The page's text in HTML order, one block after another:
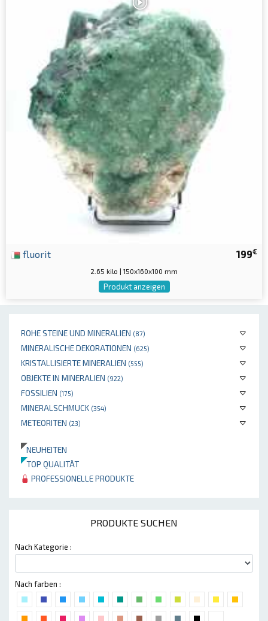
ROHE STEINE UND MINERALIEN (87)
MINERALISCHE DEKORATIONEN (625)
KRISTALLISIERTE MINERALIEN (555)
OBJEKTE IN MINERALIEN (922)
FOSSILIEN (175)
MINERALSCHMUCK (354)
METEORITEN (23)
NEUHEITEN
TOP QUALITÄT
PROFESSIONELLE PRODUKTE
PRODUKTE SUCHEN
Nach Kategorie :
Nach farben :
199€
fluorit
2.65 kilo | 150x160x100 mm
Produkt anzeigen